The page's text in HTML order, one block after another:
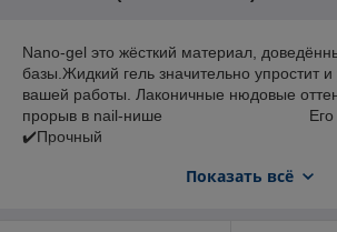
Nano-gel это жёсткий материал,
базы.Жидкий гель значительно упростит и
вашей работы. Лаконичные нюдовые
прорыв в nail-нише Его
✔️Прочный
Показать всё